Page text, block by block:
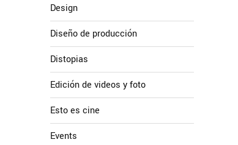
Design
Diseño de producción
Distopias
Edición de videos y foto
Esto es cine
Events